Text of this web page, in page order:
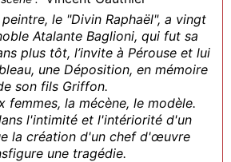
peintre, le "Divin Raphaël", a vingt
Atalante Baglioni, qui fut sa
plus tôt, l’invite à Pérouse et lui
une Déposition, en mémoire
son fils Griffon.
femmes, la mécène, le modèle.
l'intimité et l'intériorité d'un
la création d'un chef d'œuvre
une tragédie.